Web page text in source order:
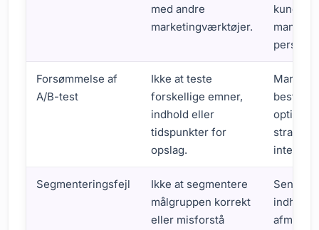
med andre
marketingværktøjer.
Forsømmelse af
A/B-test
Ikke at teste
forskellige emner,
indhold eller
tidspunkter for
opslag.
optimale
Segmenteringsfejl
Ikke at segmentere
målgruppen korrekt
eller misforstå
Sender
indhold,